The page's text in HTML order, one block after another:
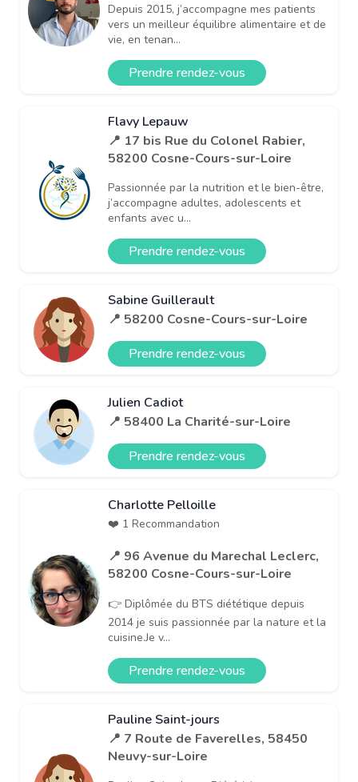
Depuis 2015, j’accompagne mes patients
vers un meilleur équilibre alimentaire et de
vie, en tenan...
Prendre rendez-vous
Flavy Lepauw
📍 17 bis Rue du Colonel Rabier,
58200 Cosne-Cours-sur-Loire
Passionnée par la nutrition et le bien-être,
j’accompagne adultes, adolescents et
enfants avec u...
Prendre rendez-vous
Sabine Guillerault
📍 58200 Cosne-Cours-sur-Loire
Prendre rendez-vous
Julien Cadiot
📍 58400 La Charité-sur-Loire
Prendre rendez-vous
Charlotte Pelloille
❤️ 1 Recommandation
📍 96 Avenue du Marechal Leclerc,
58200 Cosne-Cours-sur-Loire
👉 Diplômée du BTS diététique depuis
2014 je suis passionnée par la nature et la
cuisine.Je v...
Prendre rendez-vous
Pauline Saint-jours
📍 7 Route de Faverelles, 58450
Neuvy-sur-Loire